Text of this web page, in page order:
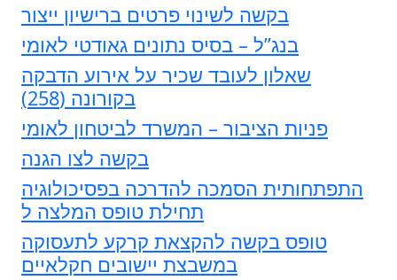
בקשה לשינוי פרטים ברישיון ייצור
בנג”ל – בסיס נתונים גאודטי לאומי
שאלון לעובד שכיר על אירוע הדבקה
בקורונה (258)
פניות הציבור – המשרד לביטחון לאומי
בקשה לצו הגנה
התפתחותית הסמכה להדרכה בפסיכולוגיה
תחילת טופס המלצה ל
טופס בקשה להקצאת קרקע לתעסוקה
במשבצת יישובים חקלאיים